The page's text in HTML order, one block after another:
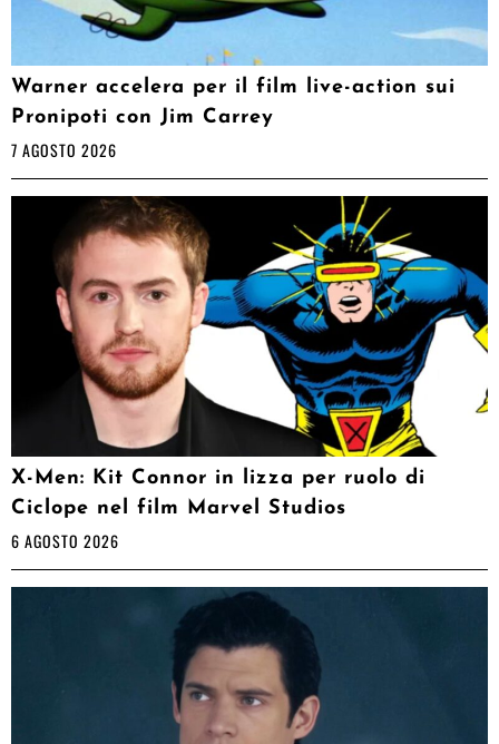
Warner accelera per il film live-action sui
Pronipoti con Jim Carrey
7 AGOSTO 2026
X-Men: Kit Connor in lizza per ruolo di
Ciclope nel film Marvel Studios
6 AGOSTO 2026